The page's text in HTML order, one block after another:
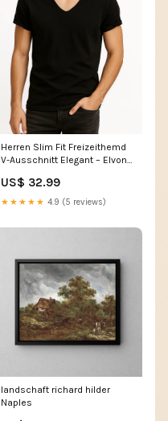
Herren Slim Fit Freizeithemd
V-Ausschnitt Elegant – Elvon
US$ 32.99
★★★★★ 4.9 (5 reviews)
landschaft richard hilder
Naples